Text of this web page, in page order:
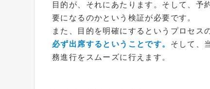
目的が、それにあたります。そして、予
要になるのかという検証が必要です。
また、目的を明確にするというプロセス
必ず出席するということです。 そして、
務進行をスムーズに行えます。